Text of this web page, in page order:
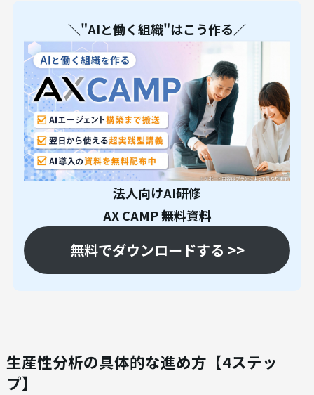
＼"AIと働く組織"はこう作る／
法人向けAI研修
AX CAMP 無料資料
無料でダウンロードする >>
生産性分析の具体的な進め方【4ステッ
プ】